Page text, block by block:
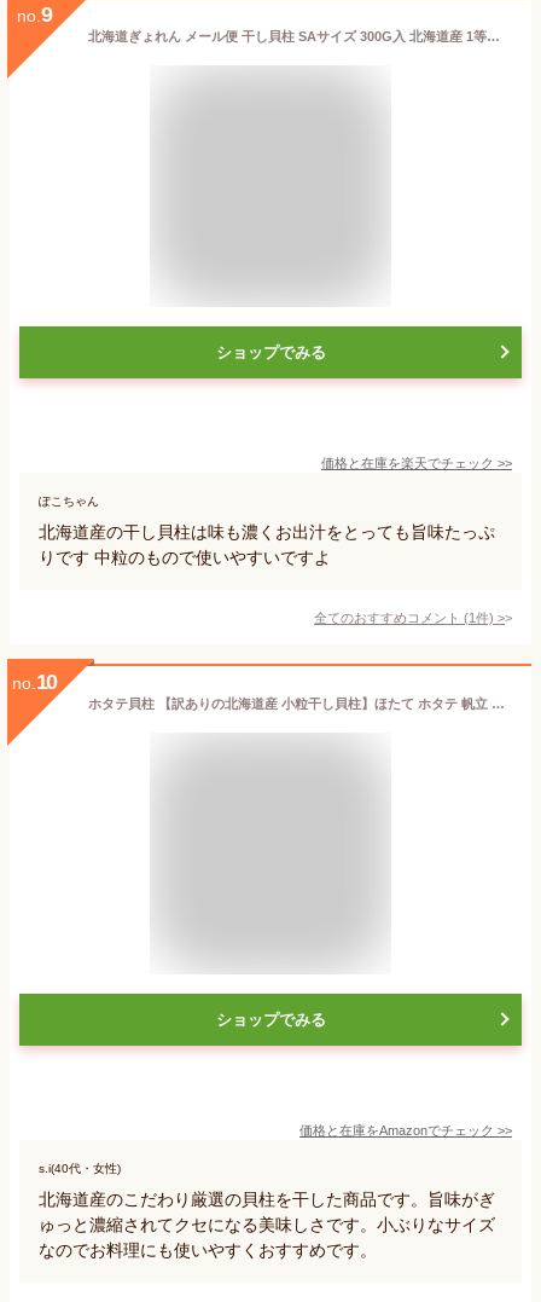
no. 9
北海道ぎょれん メール便 干し貝柱 SAサイズ 300G入 北海道産 1等検 中粒 干しホタテ貝柱 干し帆立 乾燥 ホタテ貝柱 乾燥ホタテ 帆立貝柱 ほたて貝柱
ショップでみる
価格と在庫を楽天でチェック >>
ぽこちゃん
北海道産の干し貝柱は味も濃くお出汁をとっても旨味たっぷ
りです 中粒のもので使いやすいですよ
全てのおすすめコメント (1件) >
no. 10
ホタテ貝柱 【訳ありの北海道産 小粒干し貝柱】ほたて ホタテ 帆立 低糖質 おつまみ お菓子（出汁やお粥にも）千成商会 [つまみ蔵] 500ｇ
ショップでみる
価格と在庫をAmazonでチェック >>
s.i(40代・女性)
北海道産のこだわり厳選の貝柱を干した商品です。旨味がぎ
ゅっと濃縮されてクセになる美味しさです。小ぶりなサイズ
なのでお料理にも使いやすくおすすめです。